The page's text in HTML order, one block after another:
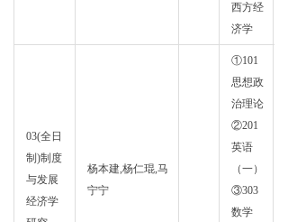
西方经
济学
03(全日
制)制度
与发展
经济学
杨本建,杨仁琨,马
宁宁
①101
思想政
治理论
②201
英语
（一）
③303
数学